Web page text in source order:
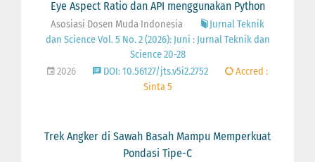
Eye Aspect Ratio dan API menggunakan Python
Asosiasi Dosen Muda Indonesia
Jurnal Teknik
dan Science Vol. 5 No. 2 (2026): Juni : Jurnal Teknik dan
Science 20-28
2026
DOI: 10.56127/jts.v5i2.2752
Accred :
Sinta 5
Trek Angker di Sawah Basah Mampu Memperkuat
Pondasi Tipe-C